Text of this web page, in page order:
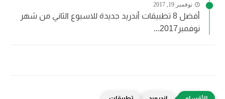
نوفمبر 19, 2017
أفضل 8 تطبيقات أندريد جديدة للاسبوع الثاني من شهر
نوفمبر2017...